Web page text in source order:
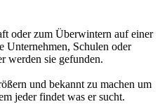
oder zum Überwintern auf einer
Unternehmen, Schulen oder
werden sie gefunden.
und bekannt zu machen um
jeder findet was er sucht.